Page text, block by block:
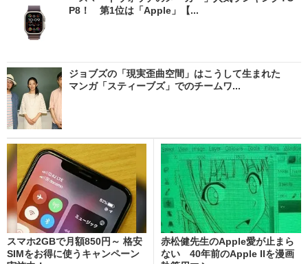
P8！ 第1位は「Apple」【...
ジョブズの「現実歪曲空間」はこうして生まれた
マンガ「スティーブズ」でのチームワ...
スマホ2GBで月額850円～ 格安
SIMをお得に使うキャンペーン
赤松健先生のApple愛が止まら
ない 40年前のApple IIを漫画